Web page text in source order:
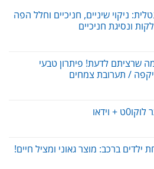
ניקוי שיניים, חניכיים וחלל הפה
ונסיגת חניכיים
שרציתם לדעת! פיתרון טבעי
/ תערובת צמחים
וידאו
ברכב: מוצר גאוני ומציל חיים!